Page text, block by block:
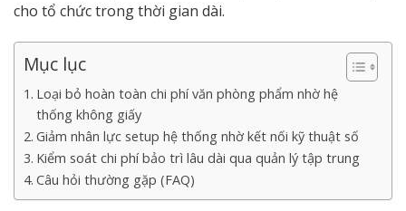
cho tổ chức trong thời gian dài.
Mục lục
Loại bỏ hoàn toàn chi phí văn phòng phẩm nhờ hệ
thống không giấy
Giảm nhân lực setup hệ thống nhờ kết nối kỹ thuật số
Kiểm soát chi phí bảo trì lâu dài qua quản lý tập trung
Câu hỏi thường gặp (FAQ)